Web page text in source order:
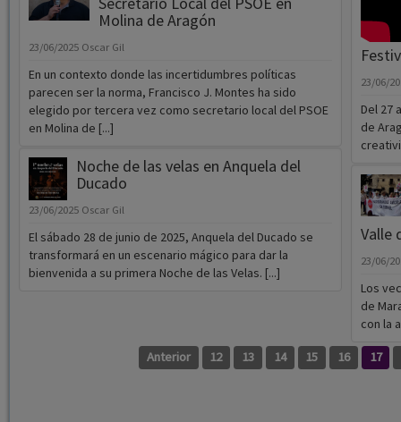
En un contexto donde las incertidumbres políticas
parecen ser la norma, Francisco J. Montes ha sido
elegido por tercera vez como secretario local del PSOE
Noche de las velas en Anquela del
Ducado
El sábado 28 de junio de 2025, Anquela del Ducado se
transformará en un escenario mágico para dar la
bienvenida a su primera Noche de las Velas. [...]
Del 27
de
Valle
23/06/
de
con la
17